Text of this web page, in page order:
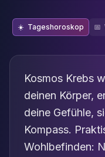
☀️ Tageshoroskop 📅
Kosmos Krebs
deinen Körper,
deine Gefühle,
Kompass.
Wohlbefinden: